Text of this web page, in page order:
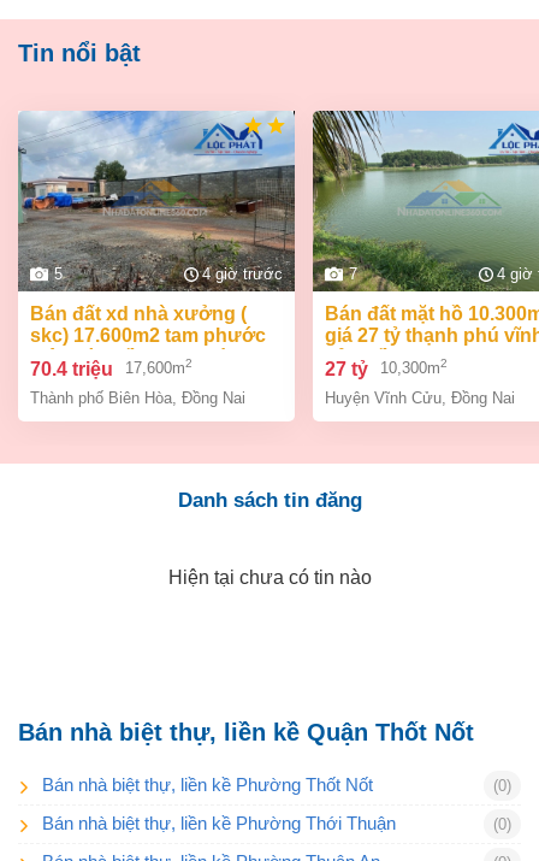
Tin nổi bật
5 4 giờ trước
bán đất xd nhà xưởng (
skc) 17.600m2 tam phước
biên hòa đồng nai giá 70,4
tỷ
70.4 triệu 17,600m2
Thành phố Biên Hòa Đồng Nai
7 4 giờ
bán đất mặt hồ 10.300m2
giá 27 tỷ thạnh phú
cửu đồng nai.
27 tỷ 10,300m2
Huyện Vĩnh Cửu Đồng Nai
Danh sách tin đăng
Hiện tại chưa có tin nào
Bán nhà biệt thự, liền kề Quận Thốt Nốt
Bán nhà biệt thự, liền kề Phường Thốt Nốt (0)
Bán nhà biệt thự, liền kề Phường Thới Thuận (0)